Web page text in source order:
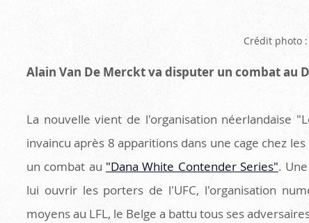
Crédit photo :
Alain Van De Merckt va disputer un combat au
La nouvelle vient de l'organisation néerlandaise
invaincu après 8 apparitions dans une cage chez
un combat au "Dana White Contender Series".
lui ouvrir les porters de l'UFC, l'organisation
moyens au LFL, le Belge a battu tous ses